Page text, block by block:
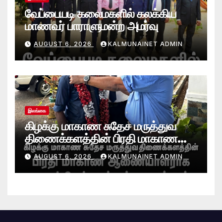
வேப்பையடி கலைமகளில் கலக்கிய
மாணவர் பாராளுமன்ற அமர்வு
AUGUST 6, 2026 KALMUNAINET ADMIN
இலங்கை
கிழக்கு மாகாண சுதேச மருத்துவ
திணைக்களத்தின் பிரதி மாகாண
ஆணையாளராக வைத்தியர் அன்டன்
அனஸ்டீன் கடமையேற்பு!
AUGUST 6, 2026 KALMUNAINET ADMIN